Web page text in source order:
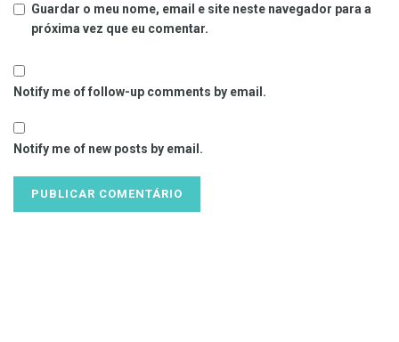
Guardar o meu nome, email e site neste navegador para a
próxima vez que eu comentar.
Notify me of follow-up comments by email.
Notify me of new posts by email.